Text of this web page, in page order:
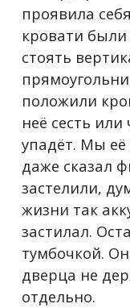
проявила
кровати
стоять
положили
неё сесть
упадёт. Мы её
даже сказал
застелили,
жизни так
застилал.
тумбочкой.
дверца не
отдельно.